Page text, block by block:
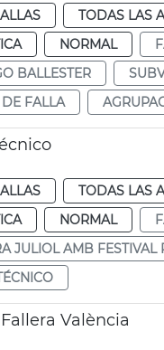
TODAS LAS
NORMAL
BALLESTER
FALLA
TODAS LAS
NORMAL
JULIOL AMB FESTIVAL
València